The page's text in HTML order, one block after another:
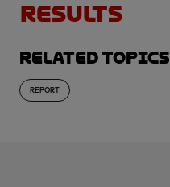
RESULTS
Related topics
REPORT